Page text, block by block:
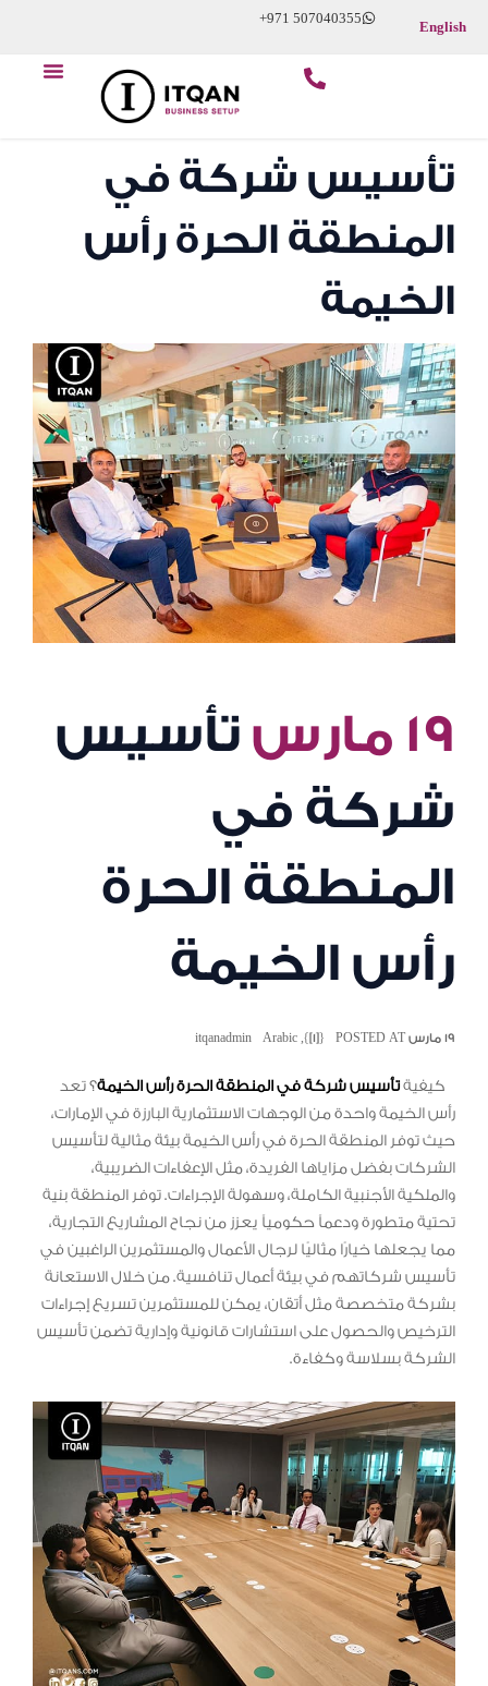
content
English
+971 507040355
Menu
تأسيس شركة في
المنطقة الحرة رأس
الخيمة
١٩ مارس
تأسيس
شركة في
المنطقة الحرة
رأس الخيمة
١٩ مارس POSTED AT {[1]}
,
Arabic
itqanadmin
كيفيةتأسيس شركة في المنطقة الحرة رأس الخيمة؟ تعد
رأس الخيمة واحدة من الوجهات الاستثمارية البارزة في الإمارات،
حيث توفر المنطقة الحرة في رأس الخيمة بيئة مثالية لتأسيس
الشركات بفضل مزاياها الفريدة، مثل الإعفاءات الضريبية،
والملكية الأجنبية الكاملة، وسهولة الإجراءات. توفر المنطقة بنية
تحتية متطورة ودعماً حكومياً يعزز من نجاح المشاريع التجارية،
مما يجعلها خيارًا مثاليًا لرجال الأعمال والمستثمرين الراغبين في
تأسيس شركاتهم في بيئة أعمال تنافسية. من خلال الاستعانة
بشركة متخصصة مثل أتقان، يمكن للمستثمرين تسريع إجراءات
الترخيص والحصول على استشارات قانونية وإدارية تضمن تأسيس
الشركة بسلاسة وكفاءة.